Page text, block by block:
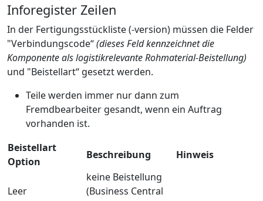
Inforegister Zeilen
In der Fertigungsstückliste (-version) müssen die Felder
"Verbindungscode“(dieses Feld kennzeichnet die
Komponente als logistikrelevante Rohmaterial-Beistellung)
und "Beistellart“ gesetzt werden.
Teile werden immer nur dann zum
Fremdbearbeiter gesandt, wenn ein Auftrag
vorhanden ist.
Beistellart
Option
Beschreibung Hinweis
Leer
keine Beistellung
(Business Central